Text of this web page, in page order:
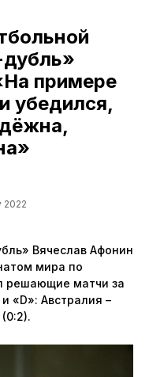
примере
убедился,
2022
Вячеслав Афонин
мира по
решающие матчи за
«D»: Австралия –